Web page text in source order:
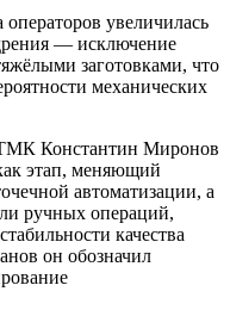
увеличилась
— исключение
заготовками, что
механических
Константин Миронов
этап, меняющий
автоматизации, а
ручных операций,
качества
он обозначил